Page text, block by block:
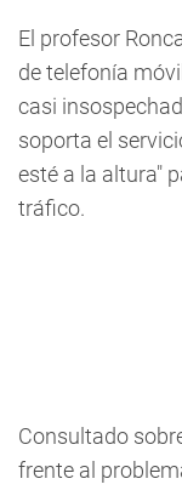
El profesor
de telefonía
casi
soporta el
esté a la altura"
tráfico.
Consultado
frente al